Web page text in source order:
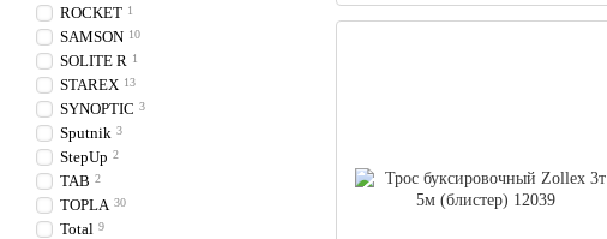
ROCKET 1
SAMSON 10
SOLITE R 1
STAREX 13
SYNOPTIC 3
Sputnik 3
StepUp 2
TAB 2
TOPLA 30
Total 9